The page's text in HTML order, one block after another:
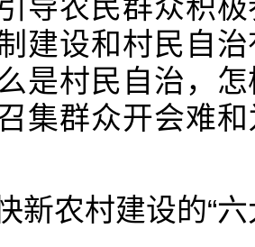
导农民群众积
建设和村民自
是村民自治，
集群众开会难
新农村建设的“六